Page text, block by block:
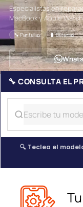
Especialistas en
MacBook y Apple
🔧 Pantallas 🔋 Baterías
🔧 CONSULTA EL
🔍 Teclea el